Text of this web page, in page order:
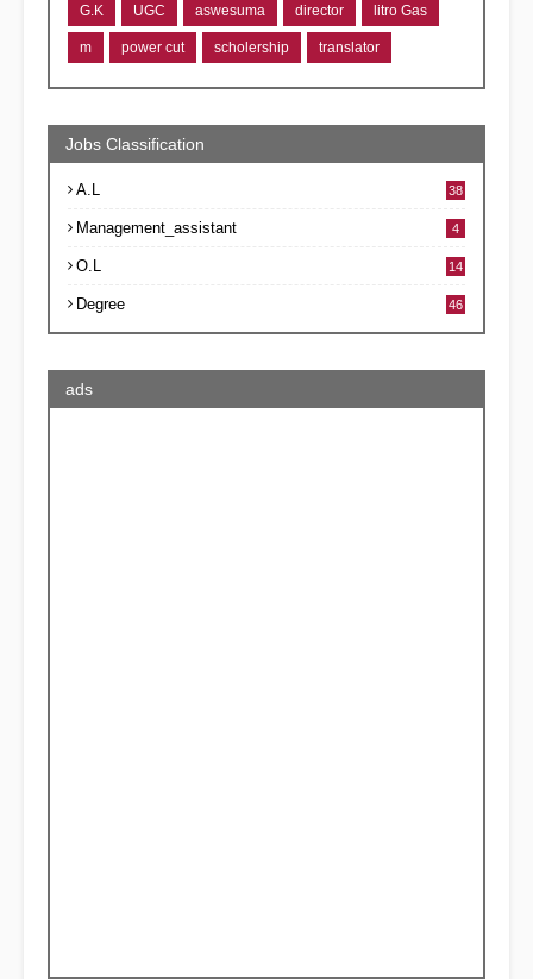
G.K UGC aswesuma director litro Gas
m power cut scholership translator
Jobs Classification
A.L 38
Management_assistant 4
O.L 14
Degree 46
ads